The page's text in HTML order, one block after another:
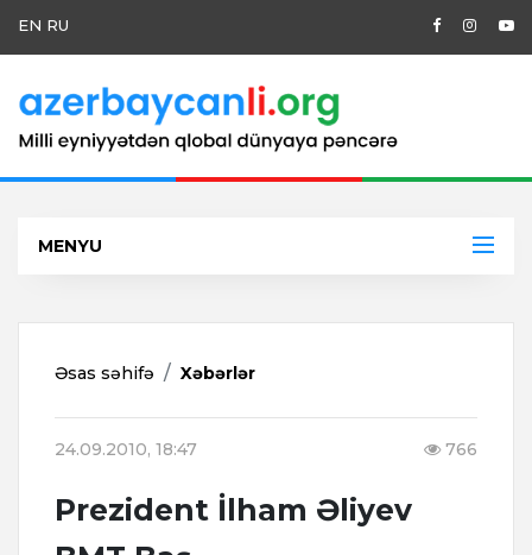
EN RU
MENYU
Əsas səhifə Xəbərlər
24.09.2010, 18:47 766
Prezident İlham Əliyev